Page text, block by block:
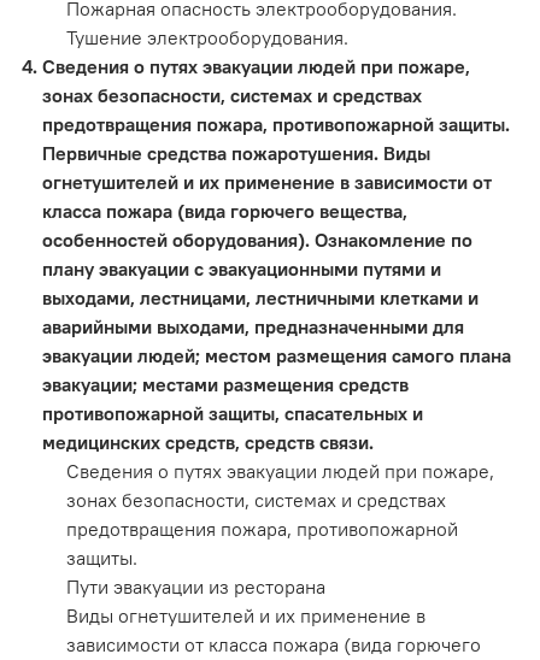
Пожарная опасность электрооборудования.
Тушение электрооборудования.
Сведения о путях эвакуации людей при пожаре,
зонах безопасности, системах и средствах
предотвращения пожара, противопожарной защиты.
Первичные средства пожаротушения. Виды
огнетушителей и их применение в зависимости от
класса пожара (вида горючего вещества,
особенностей оборудования). Ознакомление по
плану эвакуации с эвакуационными путями и
выходами, лестницами, лестничными клетками и
аварийными выходами, предназначенными для
эвакуации людей; местом размещения самого плана
эвакуации; местами размещения средств
противопожарной защиты, спасательных и
медицинских средств, средств связи.
Сведения о путях эвакуации людей при пожаре,
зонах безопасности, системах и средствах
предотвращения пожара, противопожарной
защиты.
Пути эвакуации из ресторана
Виды огнетушителей и их применение в
зависимости от класса пожара (вида горючего